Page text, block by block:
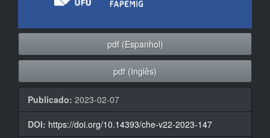
pdf (Espanhol)
pdf (Inglês)
Publicado: 2023-02-07
DOI: https://doi.org/10.14393/che-v22-2023-147